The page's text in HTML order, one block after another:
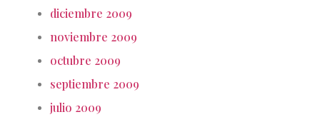
diciembre 2009
noviembre 2009
octubre 2009
septiembre 2009
julio 2009